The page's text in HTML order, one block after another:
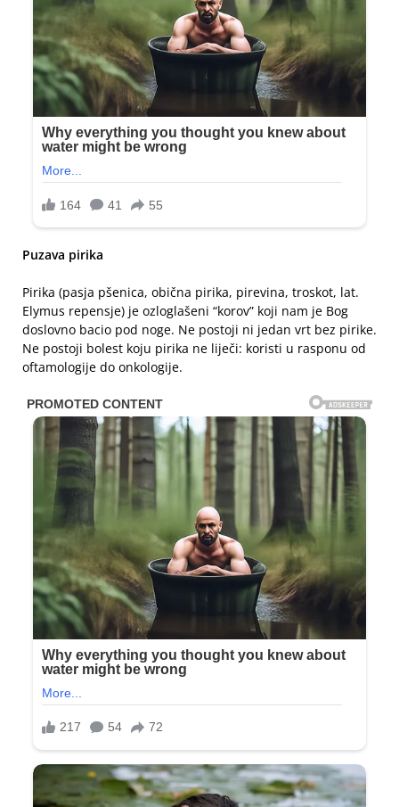
Puzava pirika
Pirika (pasja pšenica, obična pirika, pirevina, troskot, lat.
Elymus repensje) je ozloglašeni “korov” koji nam je Bog
doslovno bacio pod noge. Ne postoji ni jedan vrt bez pirike.
Ne postoji bolest koju pirika ne liječi: koristi u rasponu od
oftamologije do onkologije.